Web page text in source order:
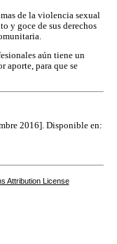
de la violencia sexual
y goce de sus derechos
aún tiene un
aporte, para que se
2016]. Disponible en:
Attribution License